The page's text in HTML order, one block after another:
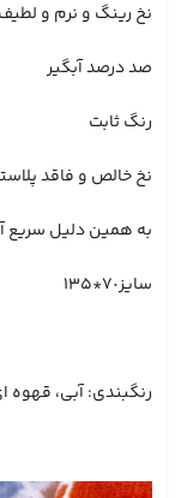
نخ رينگ و نرم و لطيف
صد درصد آبگير
رنگ ثابت
نخ خالص و فاقد
به همين دليل
سايز٧٠*١٣٥
رنگبندی: آبی، قهوه